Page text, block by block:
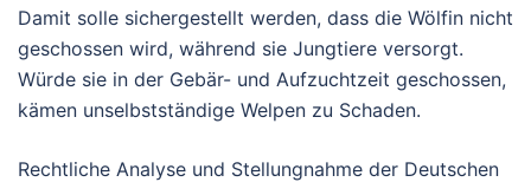
Damit solle sichergestellt werden, dass die Wölfin nicht
geschossen wird, während sie Jungtiere versorgt.
Würde sie in der Gebär- und Aufzuchtzeit geschossen,
kämen unselbstständige Welpen zu Schaden.
Rechtliche Analyse und Stellungnahme der Deutschen